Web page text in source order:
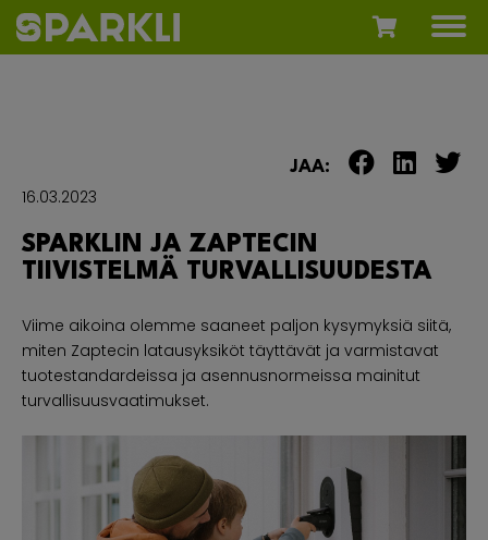
JAA:
16.03.2023
SPARKLIN JA ZAPTECIN
TIIVISTELMÄ TURVALLISUUDESTA
Viime aikoina olemme saaneet paljon kysymyksiä siitä,
miten Zaptecin latausyksiköt täyttävät ja varmistavat
tuotestandardeissa ja asennusnormeissa mainitut
turvallisuusvaatimukset.